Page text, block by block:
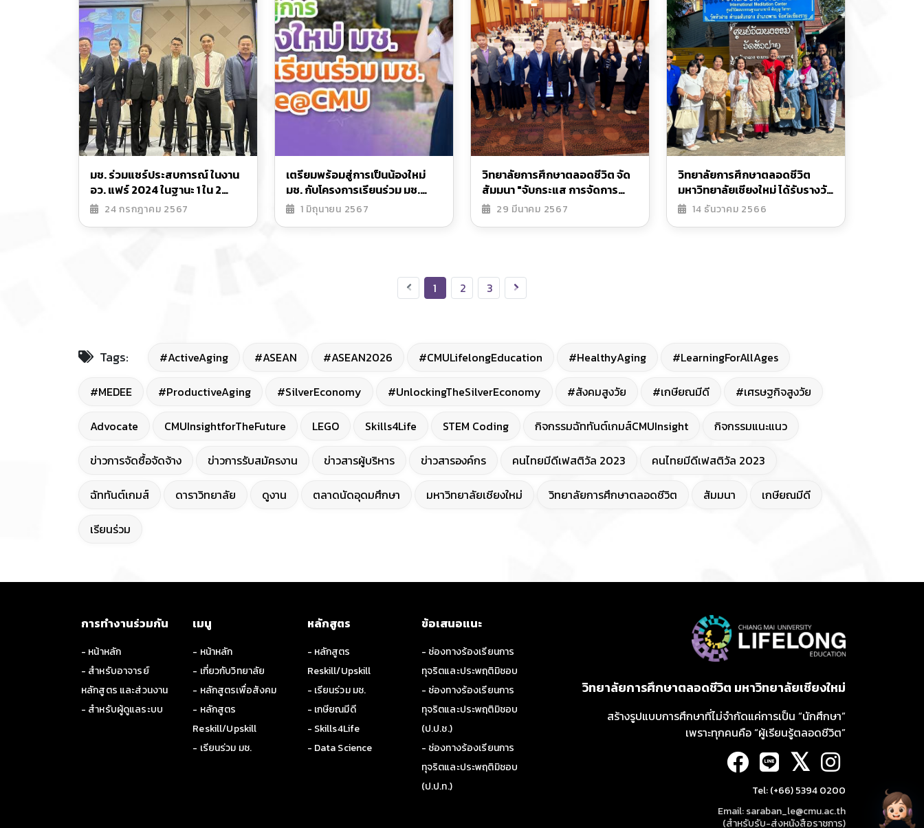
มช. ร่วมแชร์ประสบการณ์ ในงาน
อว. แฟร์ 2024 ในฐานะ 1 ใน 2
มหาวิทยาลัยแรกของไทย ที่ได้รับ
การรับรองการขึ้นทะเบียนระบบ
24 กรกฎาคม 2567
เตรียมพร้อมสู่การเป็นน้องใหม่
มช. กับโครงการเรียนร่วม มช.
Advance@CMU
1 มิถุนายน 2567
วิทยาลัยการศึกษาตลอดชีวิต จัด
สัมมนา "จับกระแส การจัดการ
ศึกษาตลอดชีวิต มหาวิทยาลัย
29 มีนาคม 2567
วิทยาลัยการศึกษาตลอดชีวิต
มหาวิทยาลัยเชียงใหม่ ได้รับรางวัล
"องค์กรดีเด่นสนับสนุนเครือข่าย
14 ธันวาคม 2566
1 2 3
Tags: #ActiveAging #ASEAN #ASEAN2026 #CMULifelongEducation #HealthyAging #LearningForAllAges
#MEDEE #ProductiveAging #SilverEconomy #UnlockingTheSilverEconomy #สังคมสูงวัย #เกษียณมีดี #เศรษฐกิจสูงวัย
Advocate CMUInsightforTheFuture LEGO Skills4Life STEM Coding กิจกรรมฉัททันต์เกมส์CMUInsight กิจกรรมแนะแนว
ข่าวการจัดซื้อจัดจ้าง ข่าวการรับสมัครงาน ข่าวสารผู้บริหาร ข่าวสารองค์กร คนไทยมีดีเฟสติวัล 2023 คนไทยมีดีเฟสติวัล 2023
ฉัททันต์เกมส์ ดาราวิทยาลัย ดูงาน ตลาดนัดอุดมศึกษา มหาวิทยาลัยเชียงใหม่ วิทยาลัยการศึกษาตลอดชีวิต สัมมนา เกษียณมีดี
เรียนร่วม
การทำงานร่วมกัน
- หน้าหลัก
- สำหรับอาจารย์
หลักสูตร และส่วนงาน
- สำหรับผู้ดูแลระบบ
เมนู
- หน้าหลัก
- เกี่ยวกับวิทยาลัย
- หลักสูตรเพื่อสังคม
- หลักสูตร
Reskill/Upskill
- เรียนร่วม มช.
หลักสูตร
- หลักสูตร
Reskill/Upskill
- เรียนร่วม มช.
- เกษียณมีดี
- Skills4Life
- Data Science
ข้อเสนอแนะ
- ช่องทางร้องเรียนการ
ทุจริตและประพฤติมิชอบ
- ช่องทางร้องเรียนการ
ทุจริตและประพฤติมิชอบ
(ป.ป.ช.)
- ช่องทางร้องเรียนการ
ทุจริตและประพฤติมิชอบ
(ป.ป.ท.)
วิทยาลัยการศึกษาตลอดชีวิต มหาวิทยาลัยเชียงใหม่
สร้างรูปแบบการศึกษาที่ไม่จำกัดแค่การเป็น “นักศึกษา”
เพราะทุกคนคือ “ผู้เรียนรู้ตลอดชีวิต”
𝕏
Tel: (+66) 5394 0200
Email: saraban_le@cmu.ac.th
(สำหรับรับ-ส่งหนังสือราชการ)